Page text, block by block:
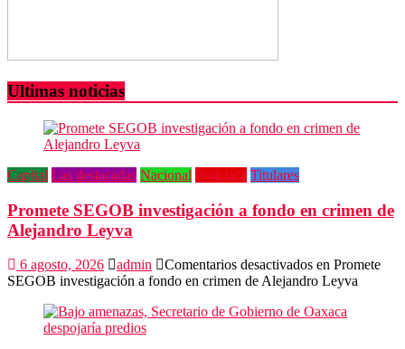
Ultimas noticias
Capital Las destacadas Nacional Policiaca Titulares
Promete SEGOB investigación a fondo en crimen de
Alejandro Leyva
6 agosto, 2026 admin Comentarios desactivados en Promete
SEGOB investigación a fondo en crimen de Alejandro Leyva